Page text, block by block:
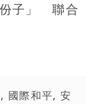
份子」 聯合
, 國際和平,安